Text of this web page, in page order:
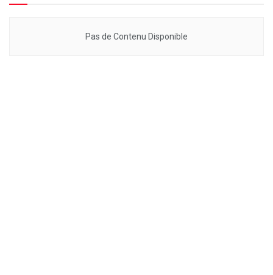
Pas de Contenu Disponible